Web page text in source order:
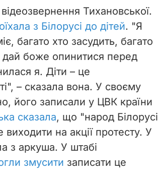
Тихановської.
з Білорусі до дітей. "Я
багато хто засудить, багато
дай боже опинитися перед
я. Діти – це
", – сказала вона. У своєму
його записали у ЦВК країни
сказала, що "народ Білорусі
виходити на акції протесту. У
з аркуша. У штабі
змусити записати це